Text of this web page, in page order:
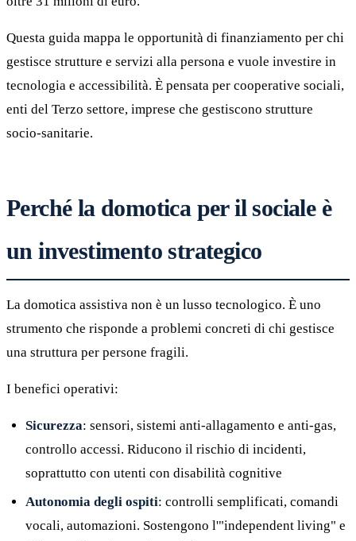
Questa guida mappa le opportunità di finanziamento per chi
gestisce strutture e servizi alla persona e vuole investire in
tecnologia e accessibilità. È pensata per cooperative sociali,
enti del Terzo settore, imprese che gestiscono strutture
socio-sanitarie.
Perché la domotica per il sociale è
un investimento strategico
La domotica assistiva non è un lusso tecnologico. È uno
strumento che risponde a problemi concreti di chi gestisce
una struttura per persone fragili.
I benefici operativi:
Sicurezza: sensori, sistemi anti-allagamento e anti-gas,
controllo accessi. Riducono il rischio di incidenti,
soprattutto con utenti con disabilità cognitive
Autonomia degli ospiti: controlli semplificati, comandi
vocali, automazioni. Sostengono l'"independent living" e